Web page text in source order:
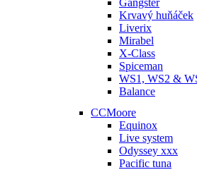
Gangster
Krvavý huňáček
Liverix
Mirabel
X-Class
Spiceman
WS1, WS2 &
Balance
CCMoore
Equinox
Live system
Odyssey xxx
Pacific tuna